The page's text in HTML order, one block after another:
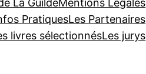
La GuildeMentions Légales
PratiquesLes Partenaires
livres sélectionnésLes jurys